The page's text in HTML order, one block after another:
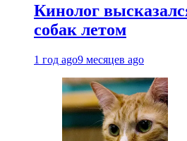
Кинолог
собак летом
1 год ago9 месяцев ago